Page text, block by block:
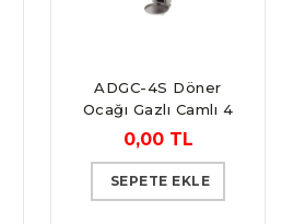
ADGC-4S Döner
Ocağı Gazlı Camlı 4
Gözlü Sabit
0,00 TL
SEPETE EKLE